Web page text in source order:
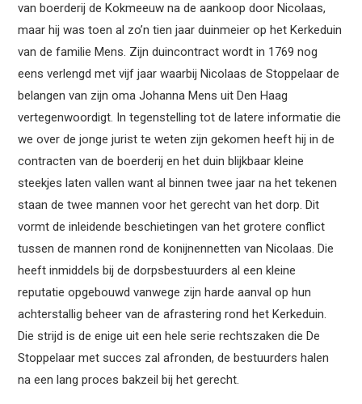
van boerderij de Kokmeeuw na de aankoop door Nicolaas,
maar hij was toen al zo’n tien jaar duinmeier op het Kerkeduin
van de familie Mens. Zijn duincontract wordt in 1769 nog
eens verlengd met vijf jaar waarbij Nicolaas de Stoppelaar de
belangen van zijn oma Johanna Mens uit Den Haag
vertegenwoordigt. In tegenstelling tot de latere informatie die
we over de jonge jurist te weten zijn gekomen heeft hij in de
contracten van de boerderij en het duin blijkbaar kleine
steekjes laten vallen want al binnen twee jaar na het tekenen
staan de twee mannen voor het gerecht van het dorp. Dit
vormt de inleidende beschietingen van het grotere conflict
tussen de mannen rond de konijnennetten van Nicolaas. Die
heeft inmiddels bij de dorpsbestuurders al een kleine
reputatie opgebouwd vanwege zijn harde aanval op hun
achterstallig beheer van de afrastering rond het Kerkeduin.
Die strijd is de enige uit een hele serie rechtszaken die De
Stoppelaar met succes zal afronden, de bestuurders halen
na een lang proces bakzeil bij het gerecht.